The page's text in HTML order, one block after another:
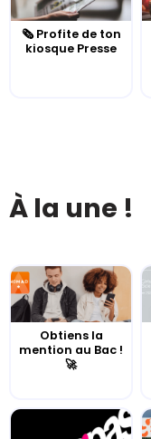
🗞️ Profite de ton
kiosque Presse
À la une !
Obtiens la
mention au Bac !
🚀